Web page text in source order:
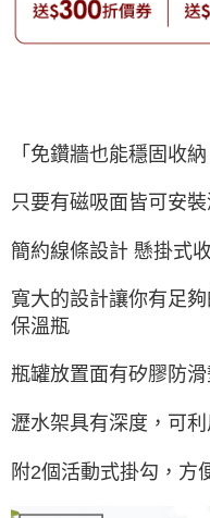
「免鑽牆也能穩固收納
只要有磁吸面皆可安
簡約線條設計 懸掛式
寬大的設計讓你有足
保溫瓶
瓶罐放置面有矽膠防
瀝水架具有深度，可
附2個活動式掛勾，方